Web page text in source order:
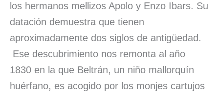
los hermanos mellizos Apolo y Enzo Ibars. Su
datación demuestra que tienen
aproximadamente dos siglos de antigüedad.
Ese descubrimiento nos remonta al año
1830 en la que Beltrán, un niño mallorquín
huérfano, es acogido por los monjes cartujos